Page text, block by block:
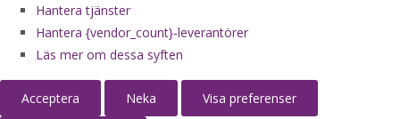
Hantera tjänster
Hantera {vendor_count}-leverantörer
Läs mer om dessa syften
Acceptera Neka Visa preferenser